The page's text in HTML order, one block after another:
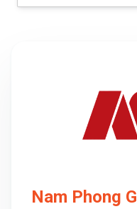
Nam Phong